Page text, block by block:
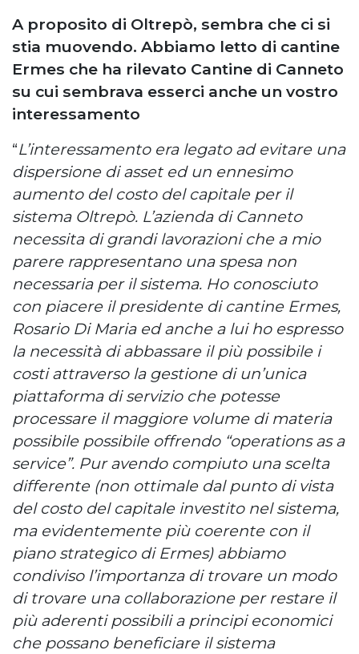
A proposito di Oltrepò, sembra che ci si
stia muovendo. Abbiamo letto di cantine
Ermes che ha rilevato Cantine di Canneto
su cui sembrava esserci anche un vostro
interessamento
“L’interessamento era legato ad evitare una
dispersione di asset ed un ennesimo
aumento del costo del capitale per il
sistema Oltrepò. L’azienda di Canneto
necessita di grandi lavorazioni che a mio
parere rappresentano una spesa non
necessaria per il sistema. Ho conosciuto
con piacere il presidente di cantine Ermes,
Rosario Di Maria ed anche a lui ho espresso
la necessità di abbassare il più possibile i
costi attraverso la gestione di un’unica
piattaforma di servizio che potesse
processare il maggiore volume di materia
possibile possibile offrendo “operations as a
service”. Pur avendo compiuto una scelta
differente (non ottimale dal punto di vista
del costo del capitale investito nel sistema,
ma evidentemente più coerente con il
piano strategico di Ermes) abbiamo
condiviso l’importanza di trovare un modo
di trovare una collaborazione per restare il
più aderenti possibili a principi economici
che possano beneficiare il sistema